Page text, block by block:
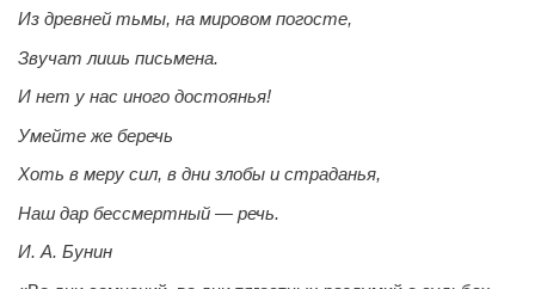
Из древней тьмы, на мировом погосте,
Звучат лишь письмена.
И нет у нас иного достоянья!
Умейте же беречь
Хоть в меру сил, в дни злобы и страданья,
Наш дар бессмертный — речь.
И. А. Бунин